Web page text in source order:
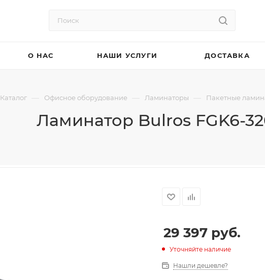
О НАС НАШИ УСЛУГИ ДОСТАВКА
Каталог — Офисное оборудование — Ламинаторы — Пакетные
Ламинатор Bulros FGK6-
29 397 руб.
Уточняйте наличие
Нашли дешевле?